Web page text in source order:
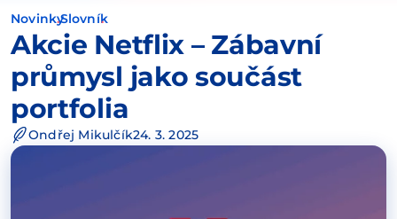
NovinkySlovník
Akcie Netflix – Zábavní
průmysl jako součást
portfolia
Ondřej Mikulčík24. 3. 2025